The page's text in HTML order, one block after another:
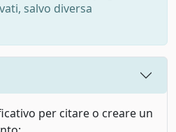
salvo diversa
per citare o creare un